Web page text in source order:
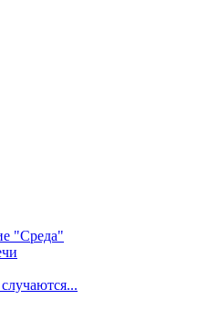
"Среда"